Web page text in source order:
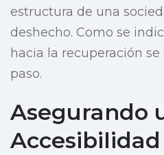
estructura de una
deshecho. Como se
hacia la recuperación
paso.
Asegurando